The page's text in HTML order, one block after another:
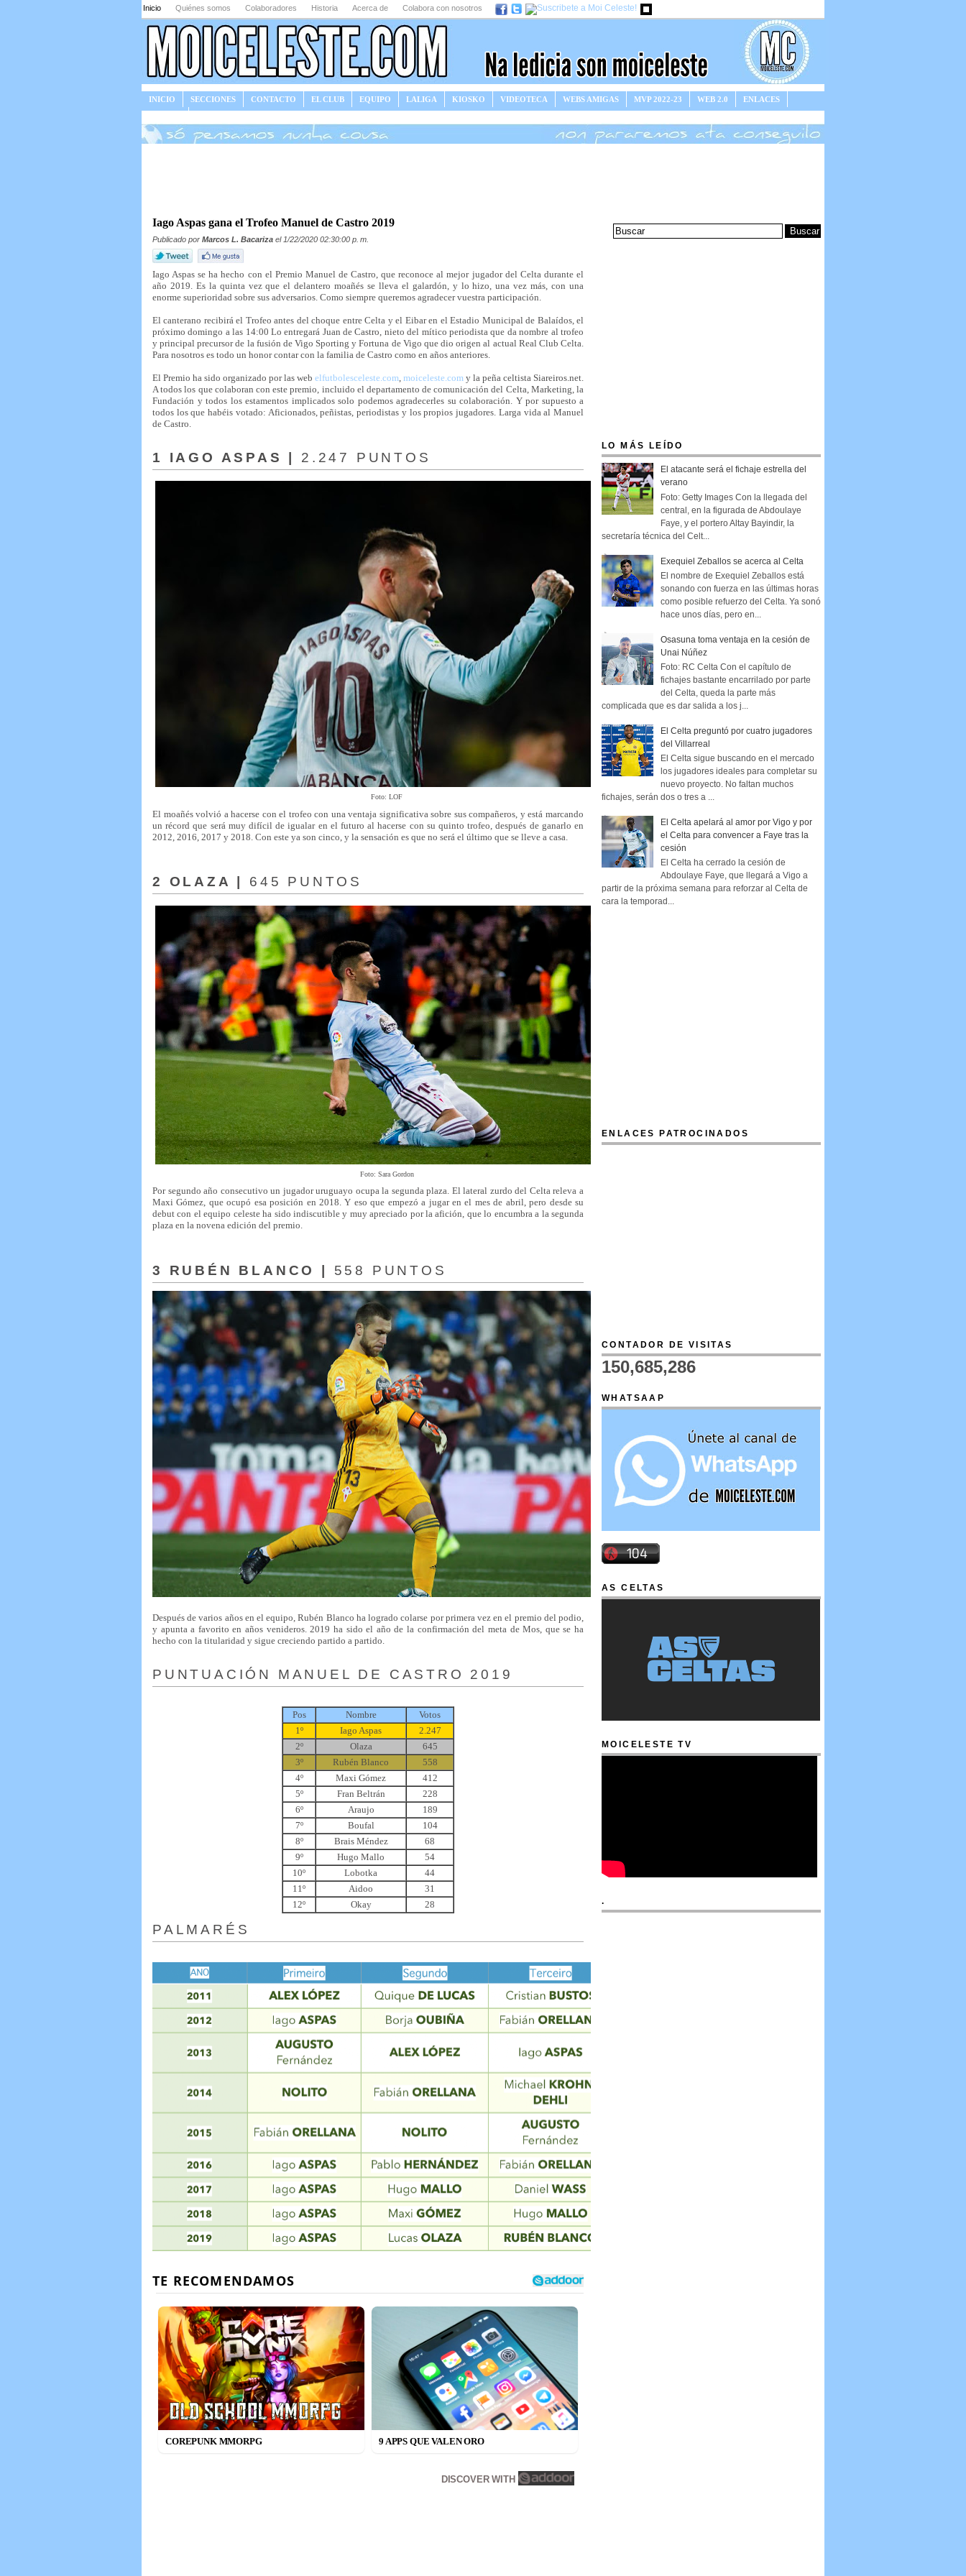
Inicio Quiénes somos Colaboradores Historia Acerca de Colabora con nosotros
INICIO SECCIONES CONTACTO EL CLUB EQUIPO LALIGA KIOSKO VIDEOTECA WEBS AMIGAS MVP 2022-23 WEB 2.0
ENLACES
Iago Aspas gana el Trofeo Manuel de Castro 2019
Publicado por Marcos L. Bacariza el 1/22/2020 02:30:00 p. m.
Iago Aspas se ha hecho con el Premio Manuel de Castro, que reconoce al mejor jugador del Celta durante el
año 2019. Es la quinta vez que el delantero moañés se lleva el galardón, y lo hizo, una vez más, con una
enorme superioridad sobre sus adversarios. Como siempre queremos agradecer vuestra participación.
El canterano recibirá el Trofeo antes del choque entre Celta y el Eibar en el Estadio Municipal de Balaídos, el
próximo domingo a las 14:00 Lo entregará Juan de Castro, nieto del mítico periodista que da nombre al trofeo
y principal precursor de la fusión de Vigo Sporting y Fortuna de Vigo que dio origen al actual Real Club Celta.
Para nosotros es todo un honor contar con la familia de Castro como en años anteriores.
El Premio ha sido organizado por las web elfutbolesceleste.com, moiceleste.com y la peña celtista Siareiros.net.
A todos los que colaboran con este premio, incluido el departamento de comunicación del Celta, Marketing, la
Fundación y todos los estamentos implicados solo podemos agradecerles su colaboración. Y por supuesto a
todos los que habéis votado: Aficionados, peñistas, periodistas y los propios jugadores. Larga vida al Manuel
de Castro.
1 IAGO ASPAS | 2.247 PUNTOS
Foto: LOF
El moañés volvió a hacerse con el trofeo con una ventaja significativa sobre sus compañeros, y está marcando
un récord que será muy difícil de igualar en el futuro al hacerse con su quinto trofeo, después de ganarlo en
2012, 2016, 2017 y 2018. Con este ya son cinco, y la sensación es que no será el último que se lleve a casa.
2 OLAZA | 645 PUNTOS
Foto: Sara Gordon
Por segundo año consecutivo un jugador uruguayo ocupa la segunda plaza. El lateral zurdo del Celta releva a
Maxi Gómez, que ocupó esa posición en 2018. Y eso que empezó a jugar en el mes de abril, pero desde su
debut con el equipo celeste ha sido indiscutible y muy apreciado por la afición, que lo encumbra a la segunda
plaza en la novena edición del premio.
3 RUBÉN BLANCO | 558 PUNTOS
Después de varios años en el equipo, Rubén Blanco ha logrado colarse por primera vez en el premio del podio,
y apunta a favorito en años venideros. 2019 ha sido el año de la confirmación del meta de Mos, que se ha
hecho con la titularidad y sigue creciendo partido a partido.
PUNTUACIÓN MANUEL DE CASTRO 2019
Pos Nombre
Votos
1º
Iago Aspas
2.247
2º
Olaza
645
3º
Rubén Blanco
558
4º
Maxi Gómez
412
5º
Fran Beltrán
228
6º
Araujo
189
7º
Boufal
104
8º
Brais Méndez
68
9º
Hugo Mallo
54
10º
Lobotka
44
11º
Aidoo
31
12º
Okay 28
PALMARÉS
COREPUNK MMORPG 9 APPS QUE VALEN ORO
DISCOVER WITH
LO MÁS LEÍDO
El atacante será el fichaje estrella del
verano
Foto: Getty Images Con la llegada del
central, en la figurada de Abdoulaye
Faye, y el portero Altay Bayindir, la
secretaría técnica del Celt...
Exequiel Zeballos se acerca al Celta
El nombre de Exequiel Zeballos está
sonando con fuerza en las últimas horas
como posible refuerzo del Celta. Ya sonó
hace unos días, pero en...
Osasuna toma ventaja en la cesión de
Unai Núñez
Foto: RC Celta Con el capítulo de
fichajes bastante encarrilado por parte
del Celta, queda la parte más
complicada que es dar salida a los j...
El Celta preguntó por cuatro jugadores
del Villarreal
El Celta sigue buscando en el mercado
los jugadores ideales para completar su
nuevo proyecto. No faltan muchos
fichajes, serán dos o tres a ...
El Celta apelará al amor por Vigo y por
el Celta para convencer a Faye tras la
cesión
El Celta ha cerrado la cesión de
Abdoulaye Faye, que llegará a Vigo a
partir de la próxima semana para reforzar al Celta de
cara la temporad...
ENLACES PATROCINADOS
CONTADOR DE VISITAS
150,685,286
WHATSAAP
AS CELTAS
MOICELESTE TV
.